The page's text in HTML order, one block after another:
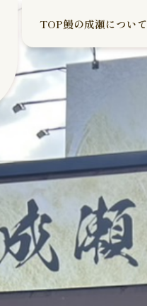
TOP鰻の成瀬について